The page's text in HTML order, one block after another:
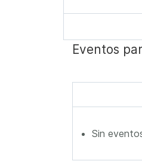
Eventos
Sin